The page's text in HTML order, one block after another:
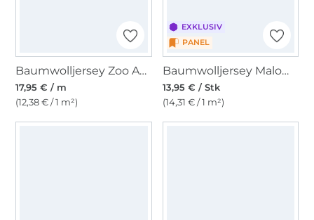
Baumwolljersey Zoo Animals, creme
17,95 € / m
(12,38 € / 1 m²)
EXKLUSIV
PANEL
Baumwolljersey Malomi Panel Drachenhaut blau 150 x 65 cm
13,95 € / Stk
(14,31 € / 1 m²)